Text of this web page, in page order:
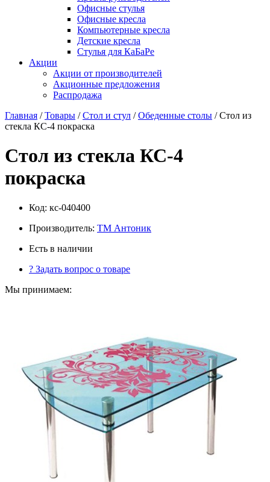
Офисные стулья
Офисные кресла
Компьютерные кресла
Детские кресла
Стулья для КаБаРе
Акции
Акции от производителей
Акционные предложения
Распродажа
Главная /Товары /Стол и стул /Обеденные столы / Стол из
стекла КС-4 покраска
Стол из стекла КС-4
покраска
Код: кс-040400
Производитель: ТМ Антоник
Есть в наличии
? Задать вопрос о товаре
Мы принимаем: